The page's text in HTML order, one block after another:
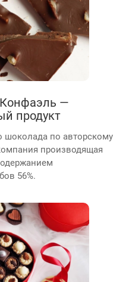
—
продукт
шоколада по авторскому
производящая
56%.